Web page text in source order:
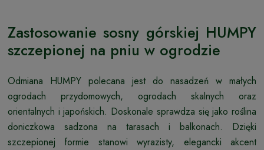
Zastosowanie sosny górskiej HUMPY
szczepionej na pniu w ogrodzie
Odmiana HUMPY polecana jest do nasadzeń w małych
ogrodach przydomowych, ogrodach skalnych oraz
orientalnych i japońskich. Doskonale sprawdza się jako roślina
doniczkowa sadzona na tarasach i balkonach. Dzięki
szczepionej formie stanowi wyrazisty, elegancki akcent